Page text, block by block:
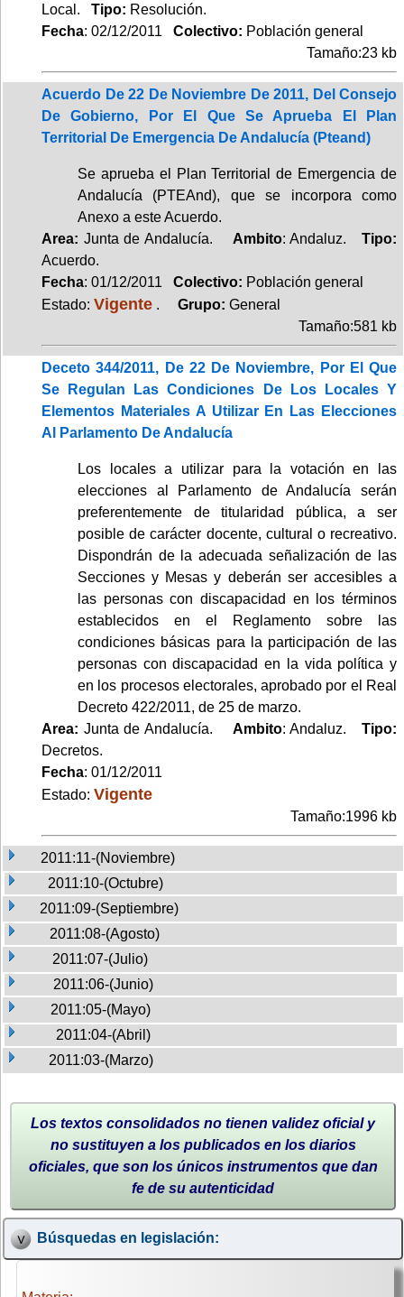
Local. Tipo: Resolución.
Fecha: 02/12/2011 Colectivo: Población general
Tamaño:23 kb
Acuerdo De 22 De Noviembre De 2011, Del Consejo
De Gobierno, Por El Que Se Aprueba El Plan
Territorial De Emergencia De Andalucía (Pteand)
Se aprueba el Plan Territorial de Emergencia de
Andalucía (PTEAnd), que se incorpora como
Anexo a este Acuerdo.
Area: Junta de Andalucía. Ambito: Andaluz.Tipo:
Acuerdo.
Fecha: 01/12/2011 Colectivo: Población general
Estado: Vigente . Grupo: General
Tamaño:581 kb
Deceto 344/2011, De 22 De Noviembre, Por El Que
Se Regulan Las Condiciones De Los Locales Y
Elementos Materiales A Utilizar En Las Elecciones
Al Parlamento De Andalucía
Los locales a utilizar para la votación en las
elecciones al Parlamento de Andalucía serán
preferentemente de titularidad pública, a ser
posible de carácter docente, cultural o recreativo.
Dispondrán de la adecuada señalización de las
Secciones y Mesas y deberán ser accesibles a
las personas con discapacidad en los términos
establecidos en el Reglamento sobre las
condiciones básicas para la participación de las
personas con discapacidad en la vida política y
en los procesos electorales, aprobado por el Real
Decreto 422/2011, de 25 de marzo.
Area: Junta de Andalucía. Ambito: Andaluz.Tipo:
Decretos.
Fecha: 01/12/2011
Estado: Vigente
Tamaño:1996 kb
2011:11-(Noviembre)
2011:10-(Octubre)
2011:09-(Septiembre)
2011:08-(Agosto)
2011:07-(Julio)
2011:06-(Junio)
2011:05-(Mayo)
2011:04-(Abril)
2011:03-(Marzo)
Los textos consolidados no tienen validez oficial y
no sustituyen a los publicados en los diarios
oficiales, que son los únicos instrumentos que dan
fe de su autenticidad
Búsquedas en legislación: